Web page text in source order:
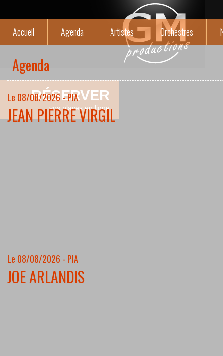
RÉSERVER
vos places en ligne
Accueil Agenda Artistes Orchestres
Agenda
Le 08/08/2026 - PIA
JEAN PIERRE VIRGIL
Le 08/08/2026 - PIA
JOE ARLANDIS